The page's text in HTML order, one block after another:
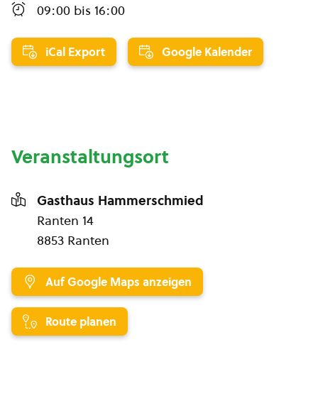
09:00 bis 16:00
iCal Export Google Kalender
Veranstaltungsort
Gasthaus Hammerschmied
Ranten 14
8853 Ranten
Auf Google Maps anzeigen
Route planen